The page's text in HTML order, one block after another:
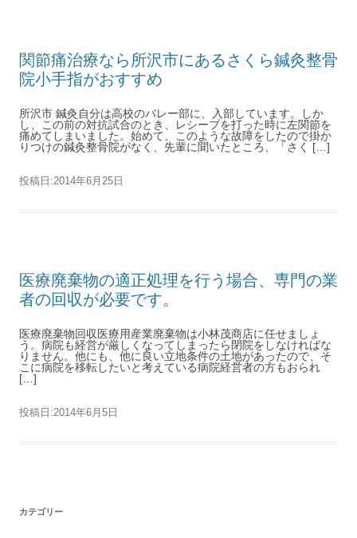
関節痛治療なら所沢市にあるさくら鍼灸整骨
院小手指がおすすめ
所沢市 鍼灸自分は高校のバレー部に、入部しています。しか
し、この前の対抗試合のとき、レシーブを打った時に左関節を
痛めてしまいました。始めて、このような故障をしたので掛か
りつけの鍼灸整骨院がなく、先輩に聞いたところ、「さく […]
投稿日:2014年6月25日
医療廃棄物の適正処理を行う場合、専門の業
者の回収が必要です。
医療廃棄物回収医療用産業廃棄物は小林茂商店に任せましょ
う。病院も経営が厳しくなってしまったら閉院をしなければな
りません。他にも、他に良い立地条件の土地があったので、そ
こに病院を移転したいと考えている病院経営者の方もおられ
[…]
投稿日:2014年6月5日
カテゴリー